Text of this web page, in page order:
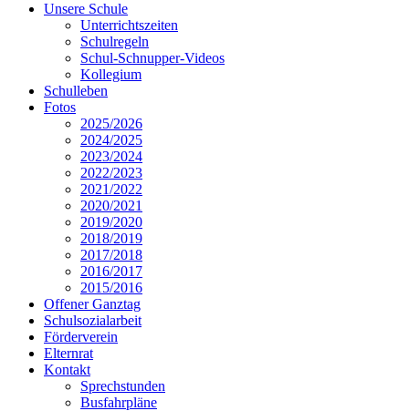
Unsere Schule
Unterrichtszeiten
Schulregeln
Schul-Schnupper-Videos
Kollegium
Schulleben
Fotos
2025/2026
2024/2025
2023/2024
2022/2023
2021/2022
2020/2021
2019/2020
2018/2019
2017/2018
2016/2017
2015/2016
Offener Ganztag
Schulsozialarbeit
Förderverein
Elternrat
Kontakt
Sprechstunden
Busfahrpläne